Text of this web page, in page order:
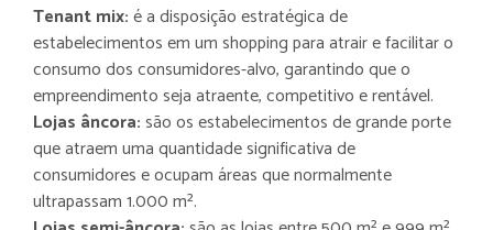
Tenant mix:é a disposição estratégica de
estabelecimentos em um shopping para atrair e facilitar o
consumo dos consumidores-alvo, garantindo que o
empreendimento seja atraente, competitivo e rentável.
Lojas âncora:são os estabelecimentos de grande porte
que atraem uma quantidade significativa de
consumidores e ocupam áreas que normalmente
ultrapassam 1.000 m².